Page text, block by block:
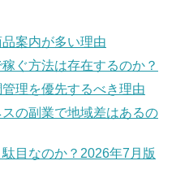
品案内が多い理由
ぐ方法は存在するのか？
理を優先するべき理由
スの副業で地域差はあるの
目なのか？2026年7月版